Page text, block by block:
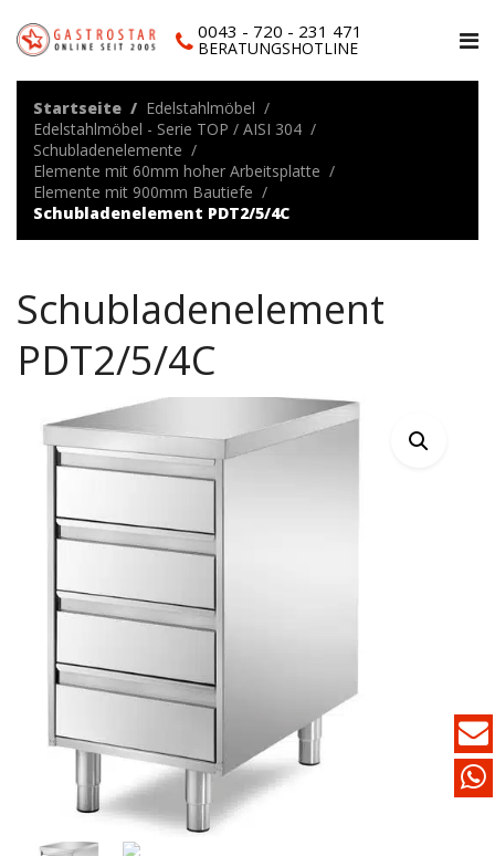
0043 - 720 - 231 471
BERATUNGSHOTLINE
Startseite
Edelstahlmöbel
Edelstahlmöbel - Serie TOP / AISI 304
Schubladenelemente
Elemente mit 60mm hoher Arbeitsplatte
Elemente mit 900mm Bautiefe
Schubladenelement PDT2/5/4C
Schubladenelement
PDT2/5/4C